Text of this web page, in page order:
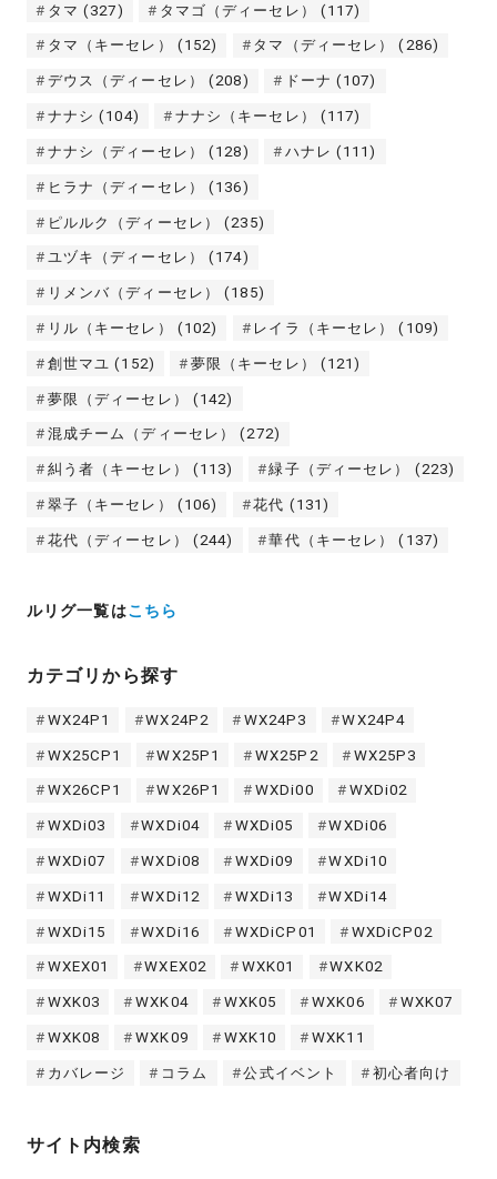
タマ (327) タマゴ（ディーセレ） (117)
タマ（キーセレ） (152) タマ（ディーセレ） (286)
デウス（ディーセレ） (208) ドーナ (107)
ナナシ (104) ナナシ（キーセレ） (117)
ナナシ（ディーセレ） (128) ハナレ (111)
ヒラナ（ディーセレ） (136)
ピルルク（ディーセレ） (235)
ユヅキ（ディーセレ） (174)
リメンバ（ディーセレ） (185)
リル（キーセレ） (102) レイラ（キーセレ） (109)
創世マユ (152) 夢限（キーセレ） (121)
夢限（ディーセレ） (142)
混成チーム（ディーセレ） (272)
糾う者（キーセレ） (113) 緑子（ディーセレ） (223)
翠子（キーセレ） (106) 花代 (131)
花代（ディーセレ） (244) 華代（キーセレ） (137)
ルリグ一覧はこちら
カテゴリから探す
WX24P1 WX24P2 WX24P3 WX24P4
WX25CP1 WX25P1 WX25P2 WX25P3
WX26CP1 WX26P1 WXDi00 WXDi02
WXDi03 WXDi04 WXDi05 WXDi06
WXDi07 WXDi08 WXDi09 WXDi10
WXDi11 WXDi12 WXDi13 WXDi14
WXDi15 WXDi16 WXDiCP01 WXDiCP02
WXEX01 WXEX02 WXK01 WXK02
WXK03 WXK04 WXK05 WXK06 WXK07
WXK08 WXK09 WXK10 WXK11
カバレージ コラム 公式イベント 初心者向け
サイト内検索